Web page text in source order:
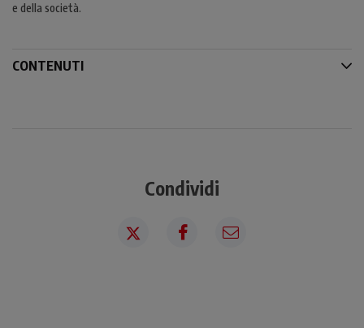
e della società.
CONTENUTI
Condividi